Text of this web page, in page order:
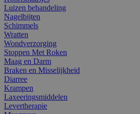
Luizen behandeling
Nagelbijten
Schimmels
Wratten
Wondverzorging
Stoppen Met Roken
Maag en Darm
Braken en Misselijkheid
Diarree
Krampen
Laxeeringsmiddelen
Levertherapie